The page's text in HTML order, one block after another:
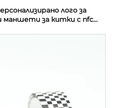
лого за
маншети за китки с nfc